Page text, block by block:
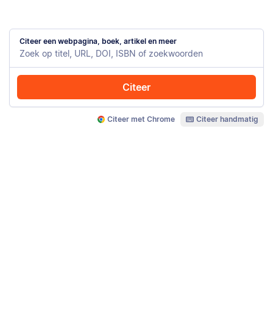
Citeer een webpagina, boek, artikel en meer
Citeer
Citeer met Chrome Citeer handmatig